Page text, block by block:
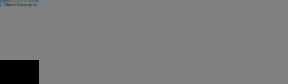
Tiles ©basemap.at